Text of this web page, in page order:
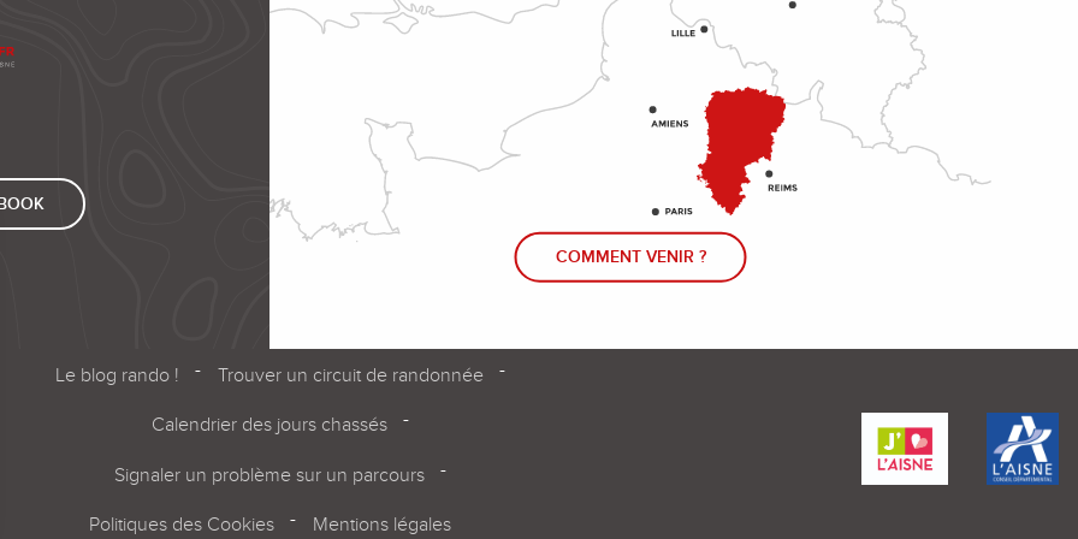
COMMENT VENIR ?
Le blog rando ! Trouver un circuit de randonnée
Calendrier des jours chassés
Signaler un problème sur un parcours
Politiques des Cookies Mentions légales